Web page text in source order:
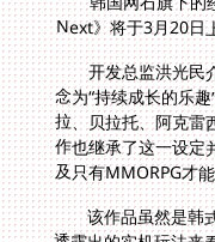
Next》将于3月20日
开发总监洪光民
念为“持续成长的
拉、贝拉托、阿
作也继承了这一
及只有MMORPG才
该作品虽然是韩
透露出的实机玩